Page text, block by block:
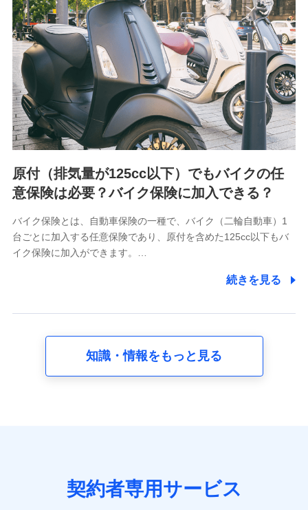
用履歴インターネット利用時の行動に関する情報、アプリケ
ーション利用時の行動に関する情報、購入されたサービスや
商品の名称・購入場所・決済に関する情報、アンケートの回
答に関する情報などが含まれます。
保険関連サービス情報
当社又は株式会社NTTドコモが提供する保険関連サービスに
関して取得し、又は保有する情報。例として、見積請求受付
時、資料請求受付時又はユーザー登録受付時に提供いただい
た情報（氏名、住所、生年月日、性別、保険契約者と被保険
者の関係、保険加入の目的、保険商品の内容、保険料、保険
料のお支払方法、車のメーカーや走行距離などの情報、建物
の構造や築年数などの情報、ペットの種類や年齢など）及び
果情報、メールマガジンを提供した際のメール内容や送信履
歴の情報及び保険の更改案内等を提供した際のメール内容や
送信履歴などの情報）が含まれます。
当社又は株式会社NTTドコモが取得し、又は保有する保険契
約に関する情報。例として、保険契約者及び被保険者の氏
名、住所、生年月日、性別、保険契約者と被保険者の関係、
方法、車のメーカーや走行距離などの情報、建物の構造や築
株式会社NTTドコモ
れらに付帯、関連する当社、株式会社NTTドコモおよび提携
会社のサービスを案内、提供するため
原付（排気量が125cc以下）でもバイクの任
意保険は必要？バイク保険に加入できる？
バイク保険とは、自動車保険の一種で、バイク（二輪自動車）1
台ごとに加入する任意保険であり、原付を含めた125cc以下もバ
イク保険に加入ができます。…
続きを見る
知識・情報をもっと見る
契約者専用サービス